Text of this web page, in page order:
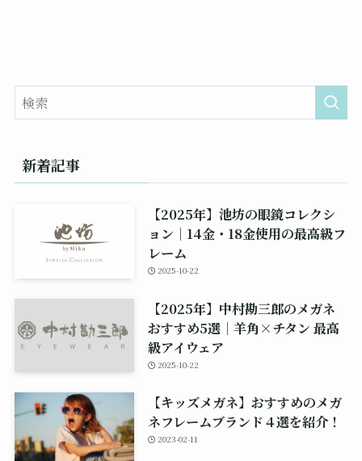
新着記事
【2025年】池坊の眼鏡コレクシ
ョン｜14金・18金使用の最高級フ
レーム
2025-10-22
【2025年】中村勘三郎のメガネ
おすすめ5選｜羊角×チタン 最高
級アイウェア
2025-10-22
【キッズメガネ】おすすめのメガ
ネフレームブランド４選を紹介！
2023-02-11